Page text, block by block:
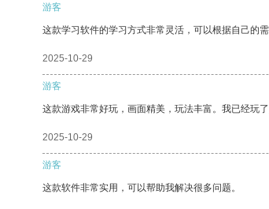
游客
这款学习软件的学习方式非常灵活，可以根据自己的
2025-10-29
游客
这款游戏非常好玩，画面精美，玩法丰富。我已经玩
2025-10-29
游客
这款软件非常实用，可以帮助我解决很多问题。